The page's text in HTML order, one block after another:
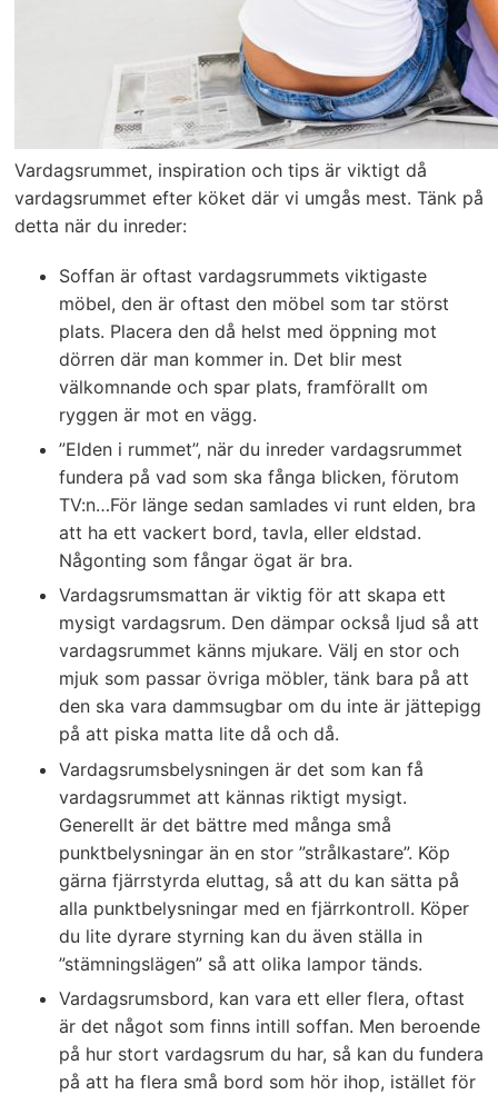
Vardagsrummet, inspiration och tips är viktigt då
vardagsrummet efter köket där vi umgås mest. Tänk på
detta när du inreder:
Soffan är oftast vardagsrummets viktigaste
möbel, den är oftast den möbel som tar störst
plats. Placera den då helst med öppning mot
dörren där man kommer in. Det blir mest
välkomnande och spar plats, framförallt om
ryggen är mot en vägg.
”Elden i rummet”, när du inreder vardagsrummet
fundera på vad som ska fånga blicken, förutom
TV:n…För länge sedan samlades vi runt elden, bra
att ha ett vackert bord, tavla, eller eldstad.
Någonting som fångar ögat är bra.
Vardagsrumsmattan är viktig för att skapa ett
mysigt vardagsrum. Den dämpar också ljud så att
vardagsrummet känns mjukare. Välj en stor och
mjuk som passar övriga möbler, tänk bara på att
den ska vara dammsugbar om du inte är jättepigg
på att piska matta lite då och då.
Vardagsrumsbelysningen är det som kan få
vardagsrummet att kännas riktigt mysigt.
Generellt är det bättre med många små
punktbelysningar än en stor ”strålkastare”. Köp
gärna fjärrstyrda eluttag, så att du kan sätta på
alla punktbelysningar med en fjärrkontroll. Köper
du lite dyrare styrning kan du även ställa in
”stämningslägen” så att olika lampor tänds.
Vardagsrumsbord, kan vara ett eller flera, oftast
är det något som finns intill soffan. Men beroende
på hur stort vardagsrum du har, så kan du fundera
på att ha flera små bord som hör ihop, istället för